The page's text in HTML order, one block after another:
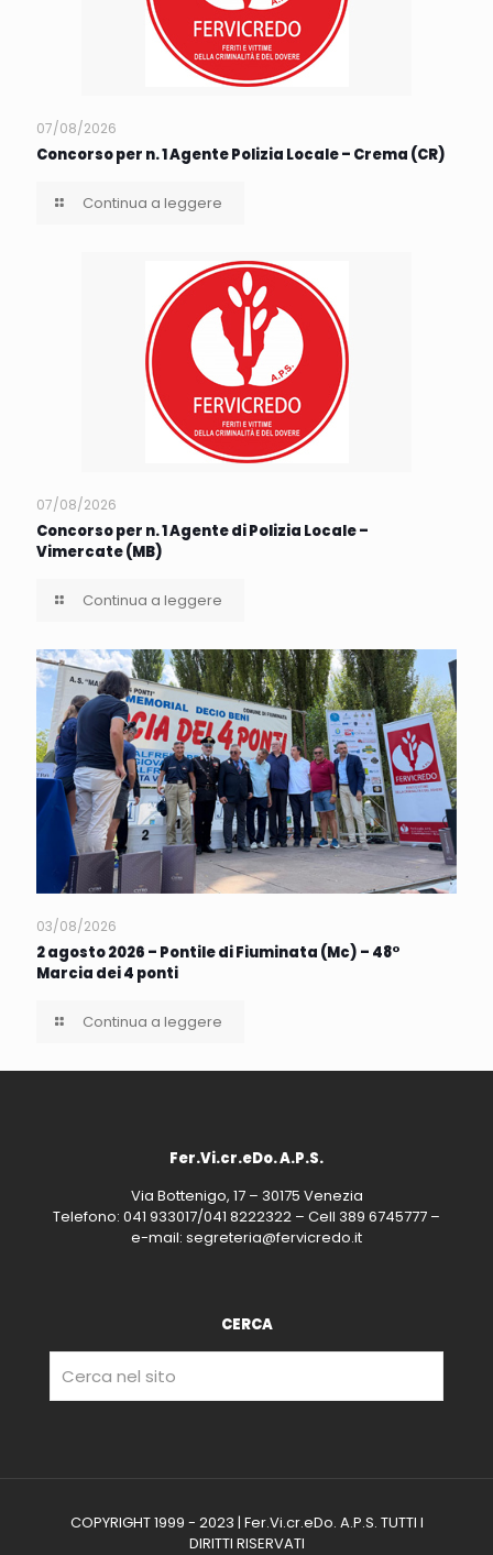
07/08/2026
Concorso per n. 1 Agente Polizia Locale – Crema (CR)
Continua a leggere
07/08/2026
Concorso per n. 1 Agente di Polizia Locale –
Vimercate (MB)
Continua a leggere
03/08/2026
2 agosto 2026 – Pontile di Fiuminata (Mc) – 48°
Marcia dei 4 ponti
Continua a leggere
Fer.Vi.cr.eDo. A.P.S.
Via Bottenigo, 17 – 30175 Venezia
Telefono: 041 933017/041 8222322 – Cell 389 6745777 –
e-mail: segreteria@fervicredo.it
CERCA
COPYRIGHT 1999 - 2023 | Fer.Vi.cr.eDo. A.P.S. TUTTI I
DIRITTI RISERVATI